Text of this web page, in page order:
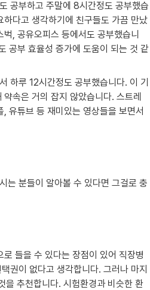
다고 생각하기에 친구들도 가끔 만났
, 공유오피스 등에서도 공부했습니
공부 효율성 증가에 도움이 되는 것 같
속은 거의 잡지 않았습니다. 스트레
유튜브 등 재미있는 영상들을 보면서
는 분들이 알아볼 수 있다면 그걸로 충
권이 없다고 생각합니다. 그러나 마지
을 추천합니다. 시험환경과 비슷한 환